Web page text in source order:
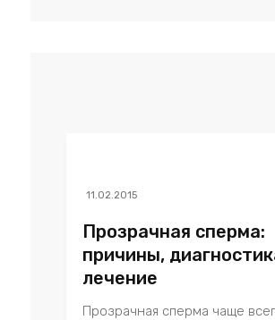
11.02.2015
Прозрачная сперма:
причины,
лечение
Прозрачная сперма чаще